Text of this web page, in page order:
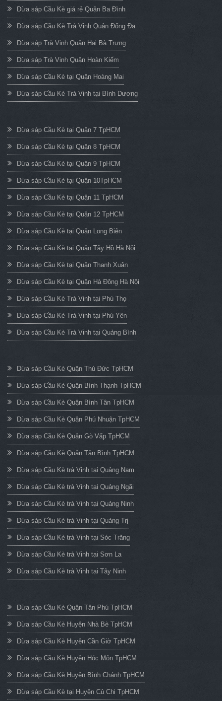
Dừa sáp Cầu Kè giá rẻ Quận Ba Đình
Dừa sáp Cầu Kè Trà Vinh Quận Đống Đa
Dừa sáp Trà Vinh Quận Hai Bà Trưng
Dừa sáp Trà Vinh Quận Hoàn Kiếm
Dừa sáp Cầu Kè tại Quận Hoàng Mai
Dừa sáp Cầu Kè Trà Vinh tại Bình Dương
Dừa sáp Cầu Kè tại Quận 7 TpHCM
Dừa sáp Cầu Kè tại Quận 8 TpHCM
Dừa sáp Cầu Kè tại Quận 9 TpHCM
Dừa sáp Cầu Kè tại Quận 10TpHCM
Dừa sáp Cầu Kè tại Quận 11 TpHCM
Dừa sáp Cầu Kè tại Quận 12 TpHCM
Dừa sáp Cầu Kè tại Quận Long Biên
Dừa sáp Cầu Kè tại Quận Tây Hồ Hà Nội
Dừa sáp Cầu Kè tại Quận Thanh Xuân
Dừa sáp Cầu Kè tại Quận Hà Đông Hà Nội
Dừa sáp Cầu Kè Trà Vinh tại Phú Thọ
Dừa sáp Cầu Kè Trà Vinh tại Phú Yên
Dừa sáp Cầu Kè Trà Vinh tại Quảng Bình
Dừa sáp Cầu Kè Quận Thủ Đức TpHCM
Dừa sáp Cầu Kè Quận Bình Thạnh TpHCM
Dừa sáp Cầu Kè Quận Bình Tân TpHCM
Dừa sáp Cầu Kè Quận Phú Nhuận TpHCM
Dừa sáp Cầu Kè Quận Gò Vấp TpHCM
Dừa sáp Cầu Kè Quận Tân Bình TpHCM
Dừa sáp Cầu Kè trà Vinh tại Quảng Nam
Dừa sáp Cầu Kè trà Vinh tại Quảng Ngãi
Dừa sáp Cầu Kè trà Vinh tại Quảng Ninh
Dừa sáp Cầu Kè trà Vinh tại Quảng Trị
Dừa sáp Cầu Kè trà Vinh tại Sóc Trăng
Dừa sáp Cầu Kè trà Vinh tại Sơn La
Dừa sáp Cầu Kè trà Vinh tại Tây Ninh
Dừa sáp Cầu Kè Quận Tân Phú TpHCM
Dừa sáp Cầu Kè Huyện Nhà Bè TpHCM
Dừa sáp Cầu Kè Huyện Cần Giờ TpHCM
Dừa sáp Cầu Kè Huyện Hóc Môn TpHCM
Dừa sáp Cầu Kè Huyện Bình Chánh TpHCM
Dừa sáp Cầu Kè tại Huyện Củ Chi TpHCM